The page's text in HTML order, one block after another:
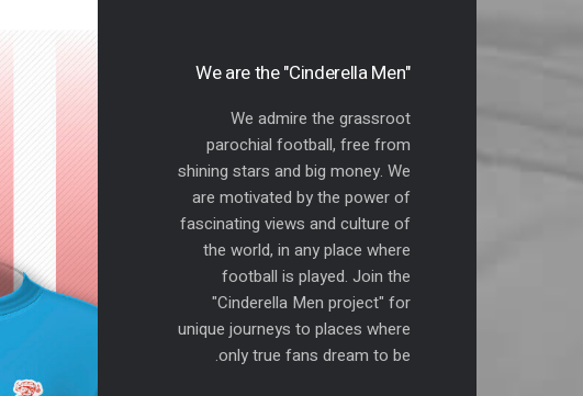
"We are the "Cinderella Men
We admire the grassroot
parochial football, free from
shining stars and big money. We
are motivated by the power of
fascinating views and culture of
the world, in any place where
football is played. Join the
"Cinderella Men project" for
unique journeys to places where
only true fans dream to be.